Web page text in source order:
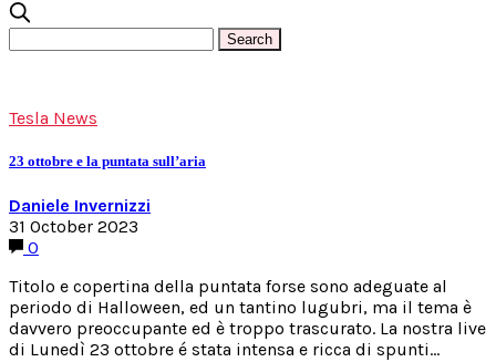
Tesla News
23 ottobre e la puntata sull’aria
Daniele Invernizzi
31 October 2023
0
Titolo e copertina della puntata forse sono adeguate al
periodo di Halloween, ed un tantino lugubri, ma il tema è
davvero preoccupante ed è troppo trascurato. La nostra live
di Lunedì 23 ottobre é stata intensa e ricca di spunti…